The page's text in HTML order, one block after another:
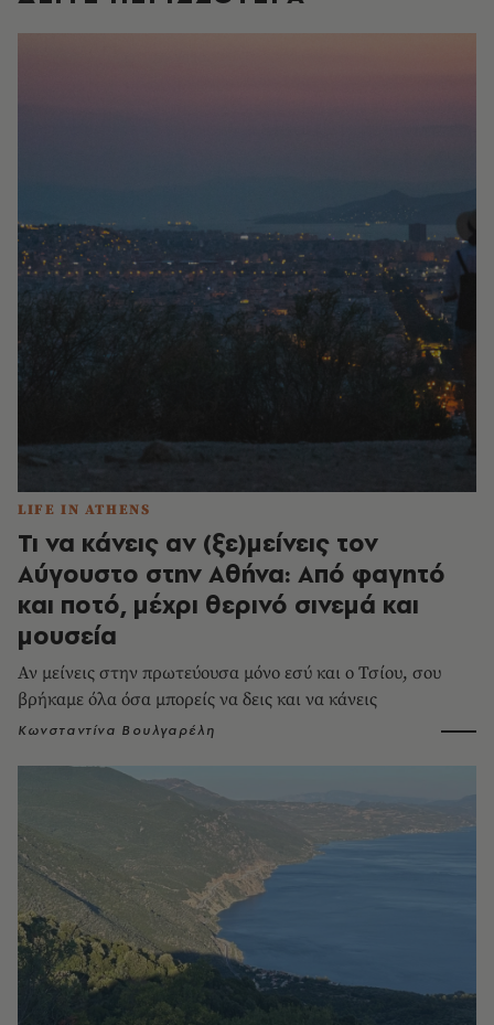
LIFE IN ATHENS
Τι να κάνεις αν (ξε)μείνεις τον
Αύγουστο στην Αθήνα: Από φαγητό
και ποτό, μέχρι θερινό σινεμά και
μουσεία
Αν μείνεις στην πρωτεύουσα μόνο εσύ και ο Τσίου, σου
βρήκαμε όλα όσα μπορείς να δεις και να κάνεις
Κωνσταντίνα Βουλγαρέλη